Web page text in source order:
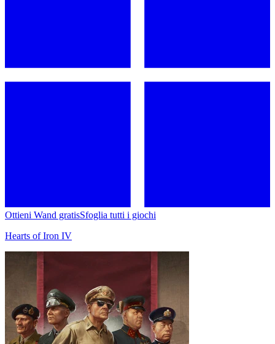
Ottieni Wand gratisSfoglia tutti i giochi
Hearts of Iron IV